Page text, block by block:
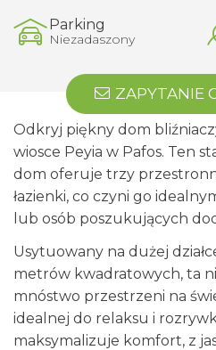
Parking
Niezadaszony
ZAPYTANIE
Odkryj piękny dom
wiosce Peyia w Pafos. Ten
dom oferuje trzy
łazienki, co czyni go
lub osób poszukujących
Usytuowany na dużej
metrów kwadratowych, ta
mnóstwo przestrzeni na
idealnej do relaksu i
maksymalizuje komfort, z